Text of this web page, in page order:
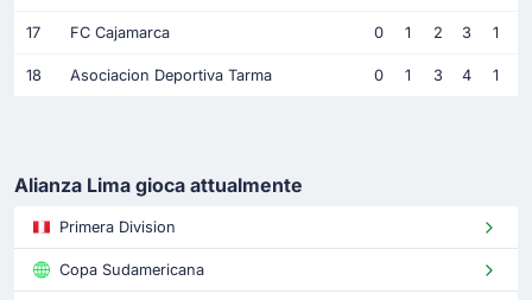
17 FC Cajamarca 0 1 2 3 1
18 Asociacion Deportiva Tarma 0 1 3 4 1
Alianza Lima gioca attualmente
Primera Division
Copa Sudamericana